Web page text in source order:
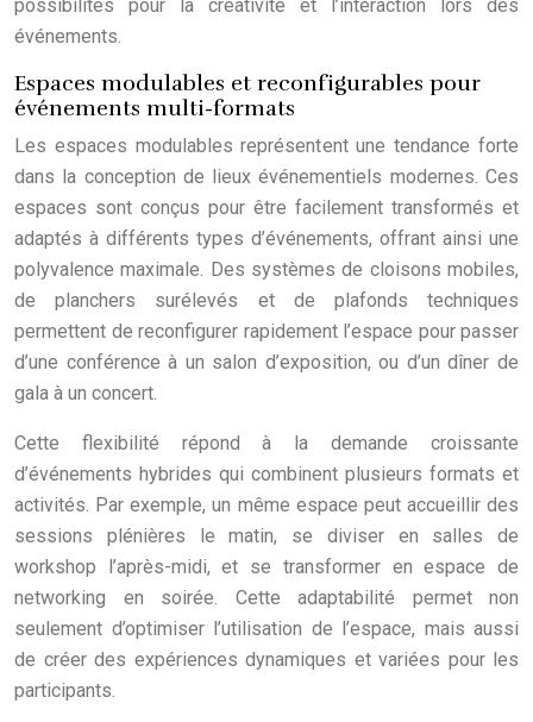
possibilités pour la créativité et l’interaction lors des
événements.
Espaces modulables et reconfigurables pour
événements multi-formats
Les espaces modulables représentent une tendance forte
dans la conception de lieux événementiels modernes. Ces
espaces sont conçus pour être facilement transformés et
adaptés à différents types d’événements, offrant ainsi une
polyvalence maximale. Des systèmes de cloisons mobiles,
de planchers surélevés et de plafonds techniques
permettent de reconfigurer rapidement l’espace pour passer
d’une conférence à un salon d’exposition, ou d’un dîner de
gala à un concert.
Cette flexibilité répond à la demande croissante
d’événements hybrides qui combinent plusieurs formats et
activités. Par exemple, un même espace peut accueillir des
sessions plénières le matin, se diviser en salles de
workshop l’après-midi, et se transformer en espace de
networking en soirée. Cette adaptabilité permet non
seulement d’optimiser l’utilisation de l’espace, mais aussi
de créer des expériences dynamiques et variées pour les
participants.